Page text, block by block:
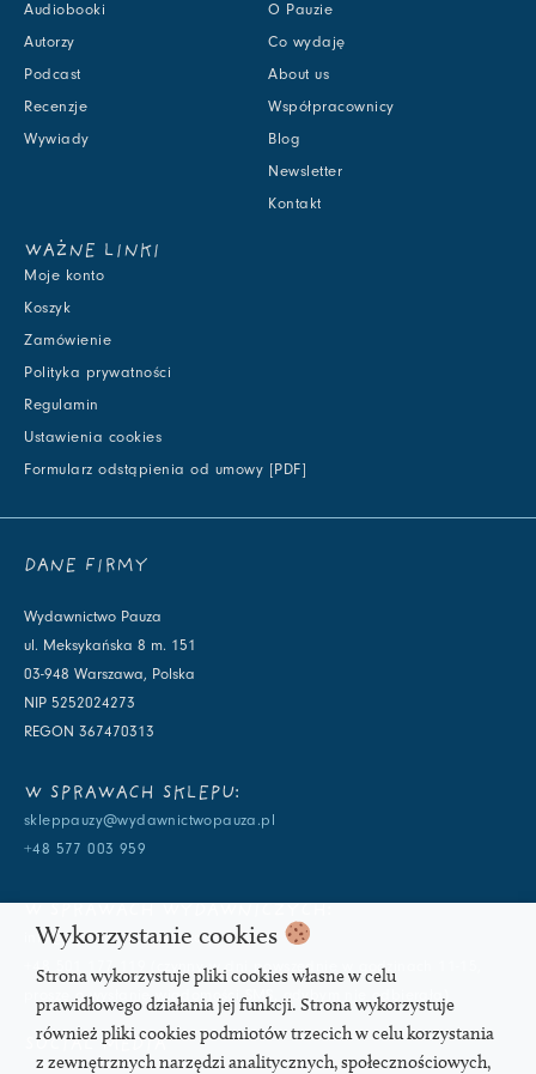
Audiobooki
Autorzy
Podcast
Recenzje
Wywiady
O Pauzie
Co wydaję
About us
Współpracownicy
Blog
Newsletter
Kontakt
WAŻNE LINKI
Moje konto
Koszyk
Zamówienie
Polityka prywatności
Regulamin
Ustawienia cookies
Formularz odstąpienia od umowy [PDF]
DANE FIRMY
Wydawnictwo Pauza
ul. Meksykańska 8 m. 151
03-948 Warszawa, Polska
NIP 5252024273
REGON 367470313
W SPRAWACH SKLEPU:
skleppauzy@wydawnictwopauza.pl
+48 577 003 959
info@wydawnictwopauza.pl
+48 501 177 119 (czynny w dni powszednie w godzinach 11-15,
proszę o wysłanie wiadomości SMS, gdybym nie odbierała)
SOCIAL MEDIA
Wykorzystanie cookies
Strona wykorzystuje pliki cookies własne w celu
prawidłowego działania jej funkcji. Strona wykorzystuje
również pliki cookies podmiotów trzecich w celu korzystania
z zewnętrznych narzędzi analitycznych, społecznościowych,